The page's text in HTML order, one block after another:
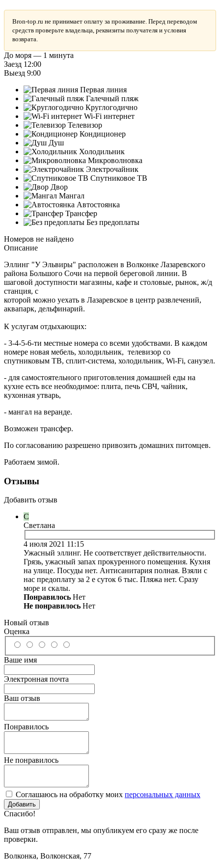
Bron-top.ru не принимает оплату за проживание. Перед переводом
средств проверьте владельца, реквизиты получателя и условия
возврата.
До моря — 1 минута
Заезд 12:00
Выезд 9:00
Первая линия
Галечный пляж
Круглогодично
Wi-Fi интернет
Телевизор
Кондиционер
Душ
Холодильник
Микроволновка
Электрочайник
Спутниковое ТВ
Двор
Мангал
Автостоянка
Трансфер
Без предоплаты
Номеров не найдено
Описание
Эллинг "У Эльвиры" расположен в Волконке Лазаревского
района Большого Сочи на первой береговой линии. В
шаговой доступности магазины, кафе и столовые, рынок, ж/д
станция, с
которой можно уехать в Лазаревское в центр развлечений,
аквапарк, дельфинарий.
К услугам отдыхающих:
- 3-4-5-6-ти местные номера со всеми удобствами. В каждом
номере новая мебель, холодильник, телевизор со
спутниковым ТВ, сплит-система, холодильник, Wi-Fi, санузел.
- для самостоятельного приготовления домашней еды на
кухне есть все необходимое: плита, печь СВЧ, чайник,
кухонная утварь,
- мангал на веранде.
Возможен трансфер.
По согласованию разрешено привозить домашних питомцев.
Работаем зимой.
Отзывы
Добавить отзыв
С
Светлана
4 июля 2021 11:15
Ужасный эллинг. Не соответствует действительности.
Грязь, ужасный запах прокуренного помещения. Кухня
на улице. Посуды нет. Антисанитария полная. Взяли с
нас предоплату за 2 е суток 6 тыс. Пляжа нет. Сразу
море и скалы.
Понравилось Нет
Не понравилось Нет
Новый отзыв
Оценка
Ваше имя
Электронная почта
Ваш отзыв
Понравилось
Не понравилось
Соглашаюсь на обработку моих персональных данных
Спасибо!
Ваш отзыв отправлен, мы опубликуем его сразу же после
проверки.
Волконка, Волконская, 77